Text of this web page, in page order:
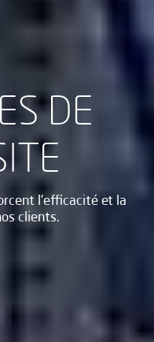
DE
l'efficacité et la
clients.